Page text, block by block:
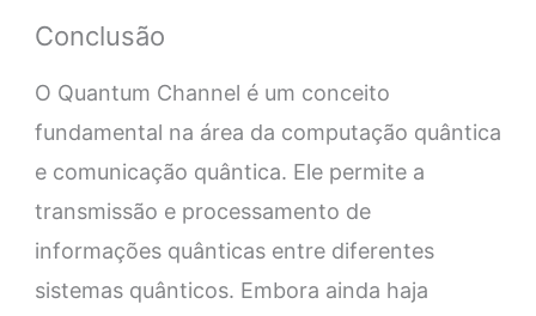
Conclusão
O Quantum Channel é um conceito
fundamental na área da computação quântica
e comunicação quântica. Ele permite a
transmissão e processamento de
informações quânticas entre diferentes
sistemas quânticos. Embora ainda haja